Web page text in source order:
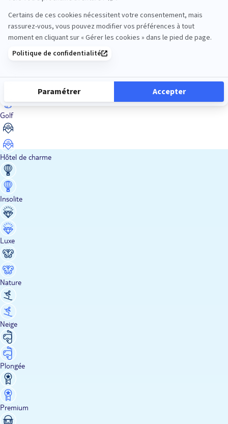
Golf
Hôtel de charme
Insolite
Luxe
Nature
Neige
Plongée
Premium